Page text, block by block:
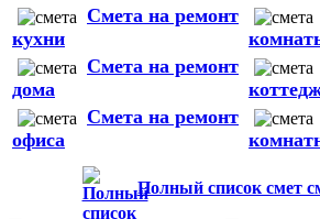
Смета на ремонт
кухни
Смета на ремонт
дома
Смета на ремонт
офиса
Полный список смет